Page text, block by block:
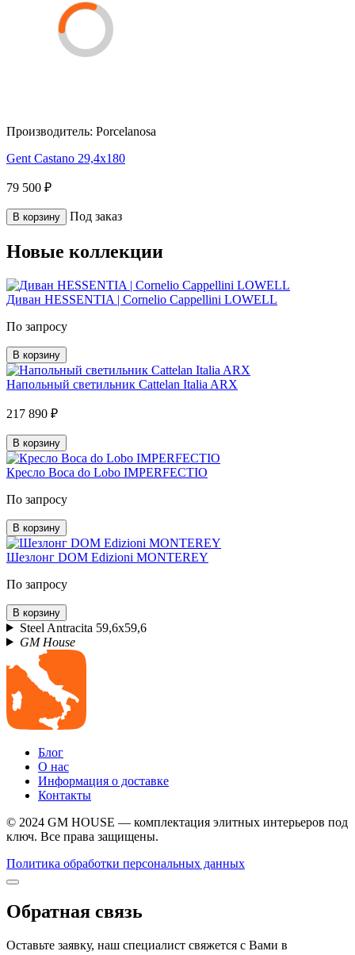
Производитель: Porcelanosa
Gent Castano 29,4x180
79 500 ₽
В корзину Под заказ
Новые коллекции
Диван HESSENTIA | Cornelio Cappellini LOWELL
По запросу
В корзину
Напольный светильник Cattelan Italia ARX
217 890 ₽
В корзину
Кресло Boca do Lobo IMPERFECTIO
По запросу
В корзину
Шезлонг DOM Edizioni MONTEREY
По запросу
В корзину
Steel Antracita 59,6x59,6
GM House
Блог
О нас
Информация о доставке
Контакты
© 2024 GM HOUSE — комплектация элитных интерьеров под
ключ. Все права защищены.
Политика обработки персональных данных
Обратная связь
Оставьте заявку, наш специалист свяжется с Вами в